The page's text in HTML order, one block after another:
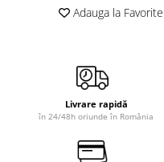
Adauga la Favorite
Livrare rapidă
în 24/48h oriunde în România